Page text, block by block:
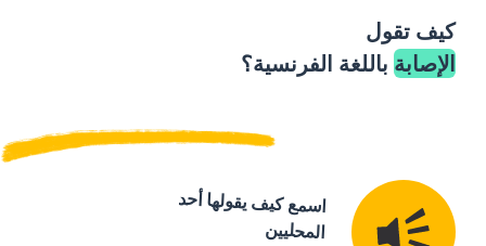
كيف تقول
الإصابة باللغة الفرنسية؟
اسمع كيف يقولها أحد
المحليين